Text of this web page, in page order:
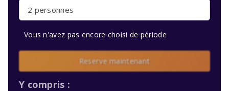
2 personnes
Vous n'avez pas encore choisi de période
Reserve maintenant
Y compris :